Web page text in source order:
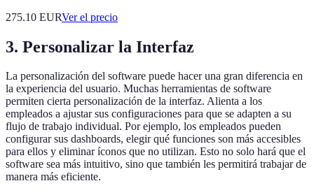
275.10 EURVer el precio
3. Personalizar la Interfaz
La personalización del software puede hacer una gran diferencia en
la experiencia del usuario. Muchas herramientas de software
permiten cierta personalización de la interfaz. Alienta a los
empleados a ajustar sus configuraciones para que se adapten a su
flujo de trabajo individual. Por ejemplo, los empleados pueden
configurar sus dashboards, elegir qué funciones son más accesibles
para ellos y eliminar íconos que no utilizan. Esto no solo hará que el
software sea más intuitivo, sino que también les permitirá trabajar de
manera más eficiente.